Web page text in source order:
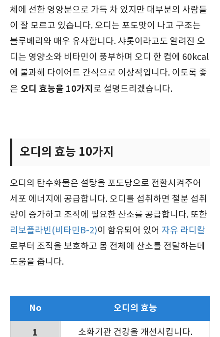
체에 선한 영양분으로 가득 차 있지만 대부분의 사람들
이 잘 모르고 있습니다. 오디는 포도맛이 나고 구조는
블루베리와 매우 유사합니다. 샤톳이라고도 알려진 오
디는 영양소와 비타민이 풍부하며 오디 한 컵에 60kcal
에 불과해 다이어트 간식으로 이상적입니다. 이토록 좋
은 오디 효능을 10가지 로 설명드리겠습니다.
오디의 효능 10가지
오디의 탄수화물은 설탕을 포도당으로 전환시켜주어
세포 에너지에 공급합니다. 오디를 섭취하면 철분 섭취
량이 증가하고 조직에 필요한 산소를 공급합니다. 또한
리보플라빈(비타민B-2)이 함유되어 있어 자유 라디칼
로부터 조직을 보호하고 몸 전체에 산소를 전달하는데
도움을 줍니다.
No 오디의 효능
1 소화기관 건강을 개선시킵니다.